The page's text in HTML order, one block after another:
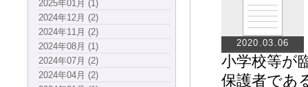
2020.03.06
小学校等が
保護者であ
2025年01月 (1)
2024年12月 (2)
2024年11月 (2)
2024年08月 (1)
2024年07月 (2)
2024年04月 (2)